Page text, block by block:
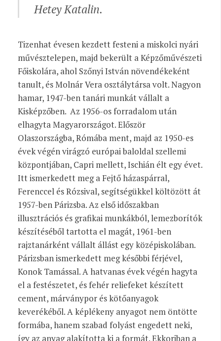
Hetey Katalin.
Tizenhat évesen kezdett festeni a miskolci nyári
művésztelepen, majd bekerült a Képzőművészeti
Főiskolára, ahol Szőnyi István növendékeként
tanult, és Molnár Vera osztálytársa volt. Nagyon
hamar, 1947-ben tanári munkát vállalt a
Kisképzőben. Az 1956-os forradalom után
elhagyta Magyarországot. Először
Olaszországba, Rómába ment, majd az 1950-es
évek végén virágzó európai baloldal szellemi
központjában, Capri mellett, Ischián élt egy évet.
Itt ismerkedett meg a Fejtő házaspárral,
Ferenccel és Rózsival, segítségükkel költözött át
1957-ben Párizsba. Az első időszakban
illusztrációs és grafikai munkákból, lemezborítók
készítéséből tartotta el magát, 1961-ben
rajztanárként vállalt állást egy középiskolában.
Párizsban ismerkedett meg későbbi férjével,
Konok Tamással. A hatvanas évek végén hagyta
el a festészetet, és fehér reliefeket készített
cement, márványpor és kötőanyagok
keverékéből. A képlékeny anyagot nem öntötte
formába, hanem szabad folyást engedett neki,
így az anyag alakította ki a formát. Ekkoriban a